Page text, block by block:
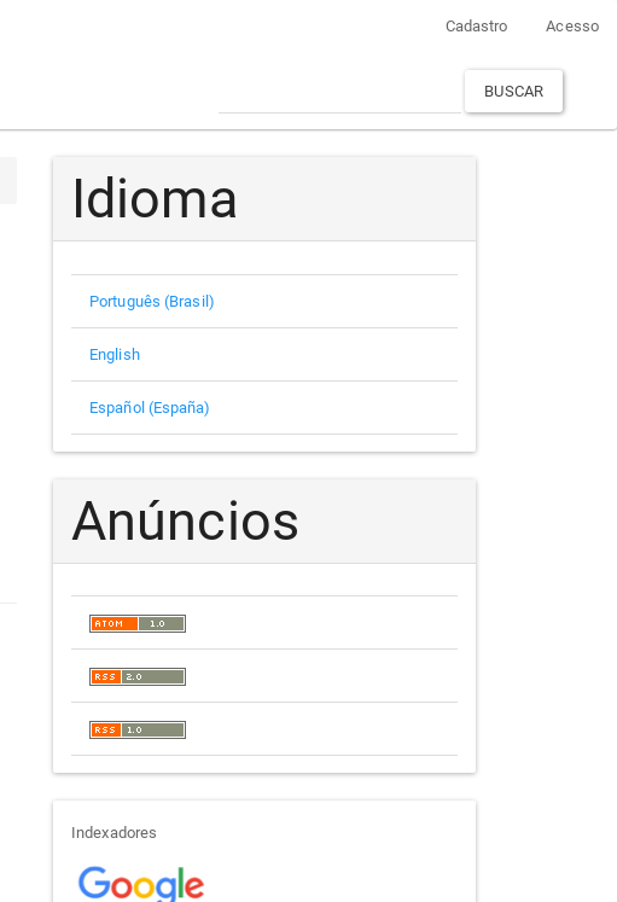
Cadastro Acesso
BUSCAR
Idioma
Português (Brasil)
English
Español (España)
Anúncios
indexadores
Indexadores